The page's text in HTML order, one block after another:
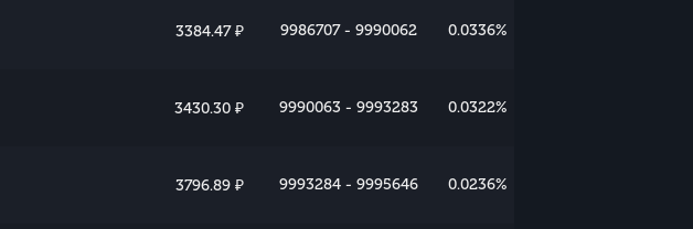
3384.47 ₽ 9986707 - 9990062 0.0336%
3430.30 ₽ 9990063 - 9993283 0.0322%
3796.89 ₽ 9993284 - 9995646 0.0236%